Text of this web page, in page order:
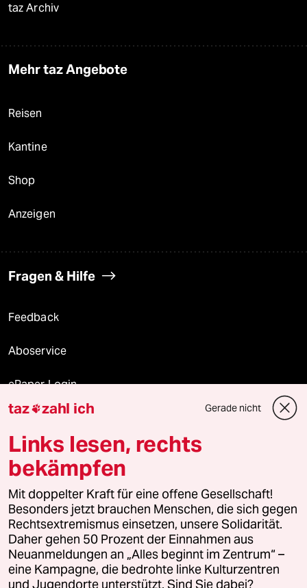
taz Archiv
Mehr taz Angebote
Reisen
Kantine
Shop
Anzeigen
Fragen & Hilfe
Feedback
Aboservice
ePaper Login
Downloads für Abonnierende
© 2026 taz Verlags und Vertriebs GmbH
Alle Rechte vorbehalten. Bei rechtlichen Fragen oder für Genehmigungen
wenden Sie sich bitte an
lizenzen@taz.de
Feedback Redaktionsstatut Kommune-Richtlinien
Leitlinie Informant Datenschutz Impressum AGB
taz zahl ich Gerade nicht
Links lesen, rechts
bekämpfen
Mit doppelter Kraft für eine offene Gesellschaft!
Besonders jetzt brauchen Menschen, die sich gegen
Rechtsextremismus einsetzen, unsere Solidarität.
Daher gehen 50 Prozent der Einnahmen aus
Neuanmeldungen an „Alles beginnt im Zentrum“ –
eine Kampagne, die bedrohte linke Kulturzentren
und Jugendorte unterstützt. Sind Sie dabei?